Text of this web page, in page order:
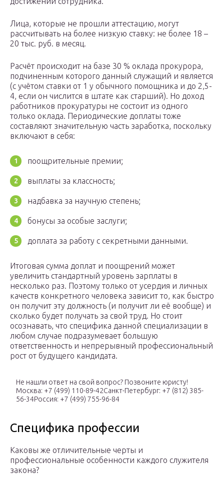
Лица, которые не прошли аттестацию, могут
рассчитывать на более низкую ставку: не более 18 –
20 тыс. руб. в месяц.
Расчёт происходит на базе 30 % оклада прокурора,
подчиненным которого данный служащий и является
(с учётом ставки от 1 у обычного помощника и до 2,5-
4, если он числится в штате как старший). Но доход
работников прокуратуры не состоит из одного
только оклада. Периодические доплаты тоже
составляют значительную часть заработка, поскольку
включают в себя:
поощрительные премии;
выплаты за классность;
надбавка за научную степень;
бонусы за особые заслуги;
доплата за работу с секретными данными.
Итоговая сумма доплат и поощрений может
увеличить стандартный уровень зарплаты в
несколько раз. Поэтому только от усердия и личных
качеств конкретного человека зависит то, как быстро
он получит эту должность (и получит ли её вообще) и
сколько будет получать за свой труд. Но стоит
осознавать, что специфика данной специализации в
любом случае подразумевает большую
ответственность и непрерывный профессиональный
рост от будущего кандидата.
Не нашли ответ на свой вопрос? Позвоните юристу!
Москва: +7 (499) 110-89-42Санкт-Петербург: +7 (812) 385-
56-34Россия: +7 (499) 755-96-84
Специфика профессии
Каковы же отличительные черты и
профессиональные особенности каждого служителя
закона?